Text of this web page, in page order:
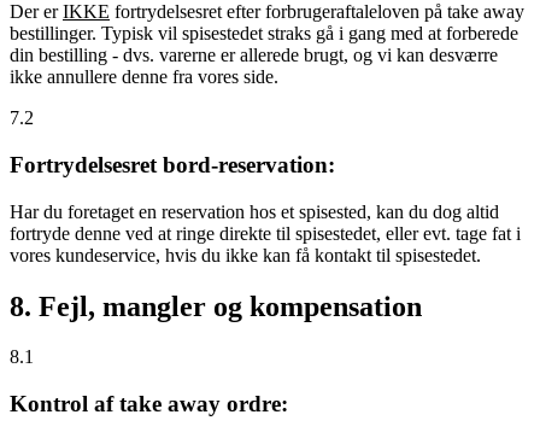
Der erIKKE fortrydelsesret efter forbrugeraftaleloven på take away
bestillinger. Typisk vil spisestedet straks gå i gang med at forberede
din bestilling - dvs. varerne er allerede brugt, og vi kan desværre
ikke annullere denne fra vores side.
7.2
Fortrydelsesret bord-reservation:
Har du foretaget en reservation hos et spisested, kan du dog altid
fortryde denne ved at ringe direkte til spisestedet, eller evt. tage fat i
vores kundeservice, hvis du ikke kan få kontakt til spisestedet.
8. Fejl, mangler og kompensation
8.1
Kontrol af take away ordre: